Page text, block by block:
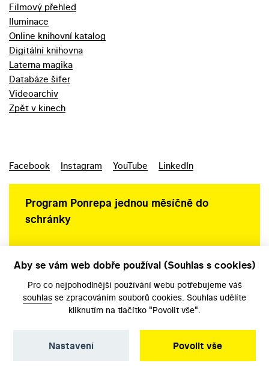
Filmový přehled
Iluminace
Online knihovní katalog
Digitální knihovna
Laterna magika
Databáze šifer
Videoarchiv
Zpět v kinech
Facebook Instagram YouTube LinkedIn
Program Ponrepa jednou měsíčně do
schránky
Aby se vám web dobře používal (Souhlas s cookies)
Pro co nejpohodlnější používání webu potřebujeme váš
souhlas se zpracováním souborů cookies. Souhlas udělíte
kliknutím na tlačítko "Povolit vše".
Povolit vše
Nastavení